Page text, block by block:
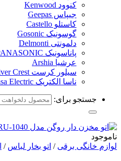
کنوود Kenwood
جیپاس Geepas
کاستلو Castello
گوسونیک Gosonic
دلمونتی Delmonti
پاناسونیک PANASONIC
عرشیا Arshia
سیلور کرست Silver Crest
ناسا الکتریک Nasa Electric
جستجو برای:
ناموجود
لوازم خانگی برقی / اتو بخار لباس /